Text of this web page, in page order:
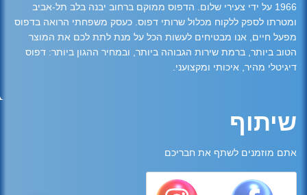
1966 על ידי צעירי שלום. הדפוס ממוקם ברחוב יבנה בלב תל-אביב
ומטרתו לספק ללקוח מכלול שרותי דפוס. כעסק משפחתי הרואה בדפוס
מפעל חיים, אנו מבטיחים לעשות הכל על מנת לתת לכם את המוצר
הטוב ביותר, ברמת שירות הגבוהה ביותר, ובמחיר ההגון ביותר: דפוס
דיגיטלי מהיר, איכותי ומקצועני.
שיתוף
אתם מוזמנים לשתף את חבריכם